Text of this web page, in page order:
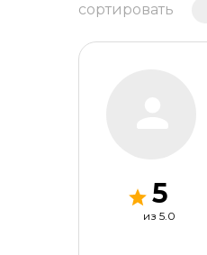
сортировать
5
из 5.0
Тренинг
Тренинг